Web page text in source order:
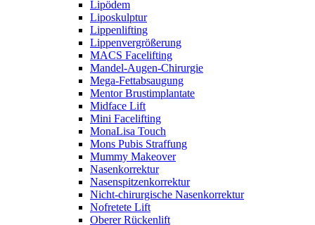
Lipödem
Liposkulptur
Lippenlifting
Lippenvergrößerung
MACS Facelifting
Mandel-Augen-Chirurgie
Mega-Fettabsaugung
Mentor Brustimplantate
Midface Lift
Mini Facelifting
MonaLisa Touch
Mons Pubis Straffung
Mummy Makeover
Nasenkorrektur
Nasenspitzenkorrektur
Nicht-chirurgische Nasenkorrektur
Nofretete Lift
Oberer Rückenlift